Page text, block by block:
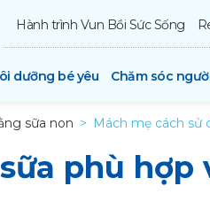
Hành trình Vun Bồi Sức Sống
dưỡng bé yêu Chăm sóc
sữa non Mách mẹ cách sử
phù hợp